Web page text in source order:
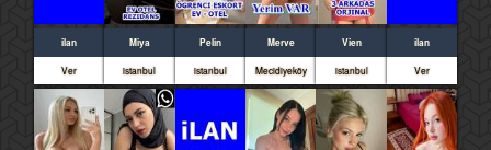
ilan
Ver
Miya
istanbul
Pelin
istanbul
Merve
Mecidiyeköy
Vien
istanbul
ilan
Ver